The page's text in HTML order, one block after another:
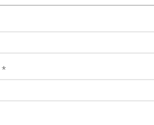
*